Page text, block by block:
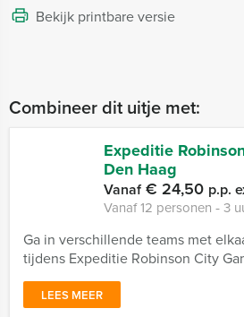
Bekijk printbare versie
Combineer dit uitje met:
Expeditie
Den Haag
Vanaf€ 24,50 p.p.
Vanaf 12 personen ‐ 3
Ga in verschillende teams met
tijdens Expeditie Robinson City
LEES MEER